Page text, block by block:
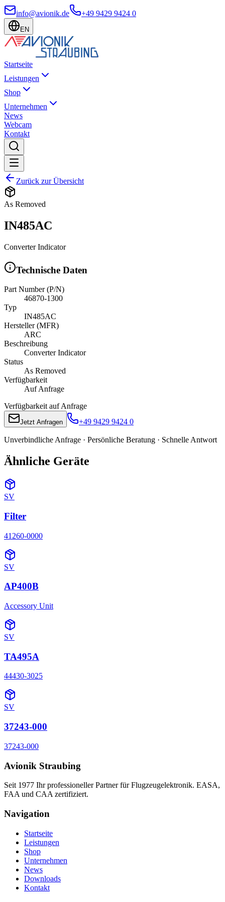
info@avionik.de +49 9429 9424 0
EN
Startseite
Leistungen
Shop
Unternehmen
News
Webcam
Kontakt
Zurück zur Übersicht
As Removed
IN485AC
Converter Indicator
Technische Daten
Part Number (P/N)
46870-1300
Typ
IN485AC
Hersteller (MFR)
ARC
Beschreibung
Converter Indicator
Status
As Removed
Verfügbarkeit
Auf Anfrage
Verfügbarkeit auf Anfrage
Jetzt Anfragen +49 9429 9424 0
Unverbindliche Anfrage · Persönliche Beratung · Schnelle Antwort
Ähnliche Geräte
SV
Filter
41260-0000
SV
AP400B
Accessory Unit
SV
TA495A
44430-3025
SV
37243-000
37243-000
Avionik Straubing
Seit 1977 Ihr professioneller Partner für Flugzeugelektronik. EASA,
FAA und CAA zertifiziert.
Navigation
Startseite
Leistungen
Shop
Unternehmen
News
Downloads
Kontakt